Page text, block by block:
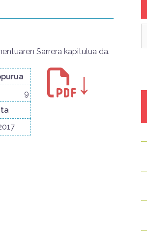
Sarrera kapitulua da.
9
↓